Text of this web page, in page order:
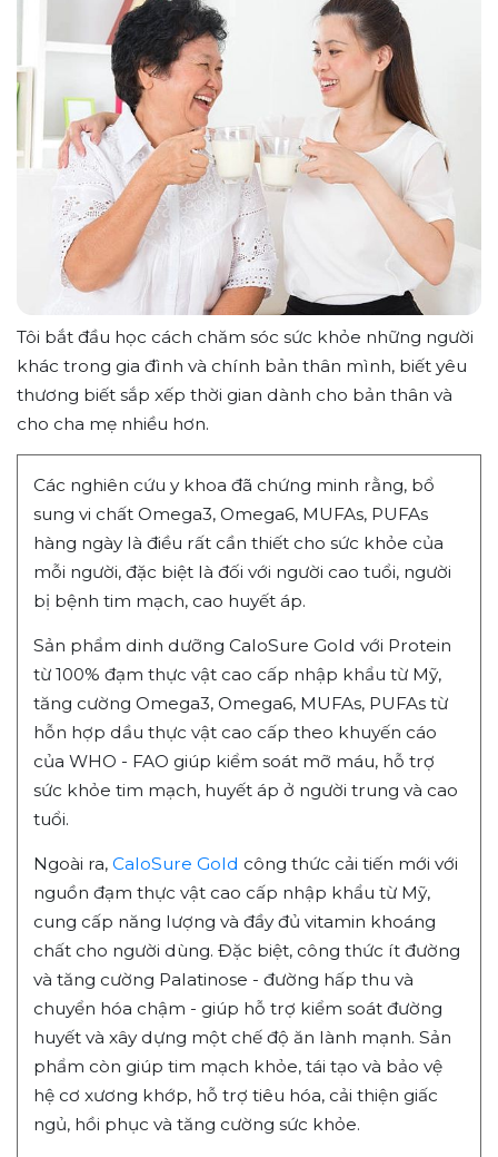
Tôi bắt đầu học cách chăm sóc sức khỏe những người
khác trong gia đình và chính bản thân mình, biết yêu
thương biết sắp xếp thời gian dành cho bản thân và
cho cha mẹ nhiều hơn.
Các nghiên cứu y khoa đã chứng minh rằng, bổ
sung vi chất Omega3, Omega6, MUFAs, PUFAs
hàng ngày là điều rất cần thiết cho sức khỏe của
mỗi người, đặc biệt là đối với người cao tuổi, người
bị bệnh tim mạch, cao huyết áp.
Sản phẩm dinh dưỡng CaloSure Gold với Protein
từ 100% đạm thực vật cao cấp nhập khẩu từ Mỹ,
tăng cường Omega3, Omega6, MUFAs, PUFAs từ
hỗn hợp dầu thực vật cao cấp theo khuyến cáo
của WHO - FAO giúp kiểm soát mỡ máu, hỗ trợ
sức khỏe tim mạch, huyết áp ở người trung và cao
tuổi.
Ngoài ra, CaloSure Gold công thức cải tiến mới với
nguồn đạm thực vật cao cấp nhập khẩu từ Mỹ,
cung cấp năng lượng và đầy đủ vitamin khoáng
chất cho người dùng. Đặc biệt, công thức ít đường
và tăng cường Palatinose - đường hấp thu và
chuyển hóa chậm - giúp hỗ trợ kiểm soát đường
huyết và xây dựng một chế độ ăn lành mạnh. Sản
phẩm còn giúp tim mạch khỏe, tái tạo và bảo vệ
hệ cơ xương khớp, hỗ trợ tiêu hóa, cải thiện giấc
ngủ, hồi phục và tăng cường sức khỏe.